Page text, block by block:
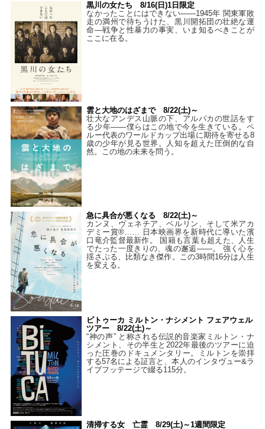
黒川の女たち 8/16(日)1日限定
なかったことにはできない——1945年 関東軍敗
走の満州で待ちうけた、黒川開拓団の壮絶な運
命―戦争と性暴力の事実、いま知るべきことが
ここに在る。
雲と大地のはざまで 8/22(土)～
壮大なアンデス山脈の下、アルパカの世話をす
る少年――僕らはこの地で今を生きている。ペ
ルー代表のワールドカップ出場に期待を寄せる8
歳の少年が見る世界。人知を超えた圧倒的な自
然。この地の未来を問う。
急に具合が悪くなる 8/22(土)～
カンヌ、ヴェネチア、ベルリン、そして米アカ
デミー賞®…… 日本映画界を新時代に導いた濱
口竜介監督最新作。 国籍も言葉も超えた、人生
でたった一度きりの、魂の邂逅――。 強く心を
揺さぶる、比類なき傑作。この3時間16分は人生
を変える。
ビトゥーカ ミルトン・ナシメント フェアウェル
ツアー 8/22(土)～
“神の声” と称される伝説的音楽家ミルトン・ナ
シメント、その半生と2022年最後のツアーに迫
った圧巻のドキュメンタリー。ミルトンを崇拝
する57名による証言と、本人のインタヴュー&ラ
イブフッテージで綴る115分。
清掃する女 亡霊 8/29(土)～1週間限定